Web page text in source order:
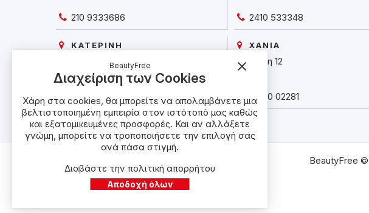
210 9333686 2410 533348
ΚΑΤΕΡΙΝΗ
Μ. Αλεξάνδρου 6
23510 25925
ΧΑΝΙΑ
Σκαλίδη 12
28210 02281
BeautyFree
BeautyFree
Διαχείριση των Cookies
close
Χάρη στα cookies, θα μπορείτε να απολαμβάνετε μια
βελτιστοποιημένη εμπειρία στον ιστότοπό μας καθώς
και εξατομικευμένες προσφορές. Και αν αλλάξετε
γνώμη, μπορείτε να τροποποιήσετε την επιλογή σας
ανά πάσα στιγμή.
Διαβάστε την πολιτική απορρήτου
Αποδοχή όλων